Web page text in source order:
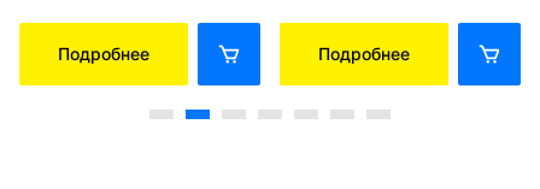
Подробнее Подробнее